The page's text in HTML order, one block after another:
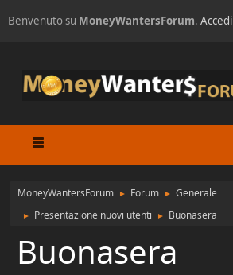
Benvenuto su MoneyWantersForum. Accedi
MoneyWantersForum ► Forum ► Generale
► Presentazione nuovi utenti ► Buonasera
Buonasera